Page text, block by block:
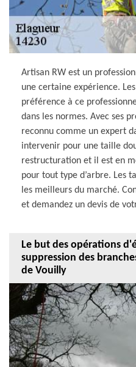
Artisan RW est un
une certaine expérience.
préférence à ce
dans les normes. Avec ses
reconnu comme un expert
intervenir pour une taille
restructuration et il est en
pour tout type d’arbre. Les
les meilleurs du marché.
et demandez un devis de
Le but des opérations
suppression des
de Vouilly